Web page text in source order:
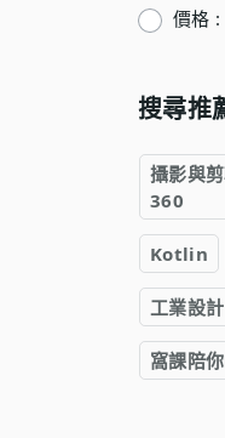
價格 :
搜尋推
攝影與
360
Kotlin
工業設計
窩課陪